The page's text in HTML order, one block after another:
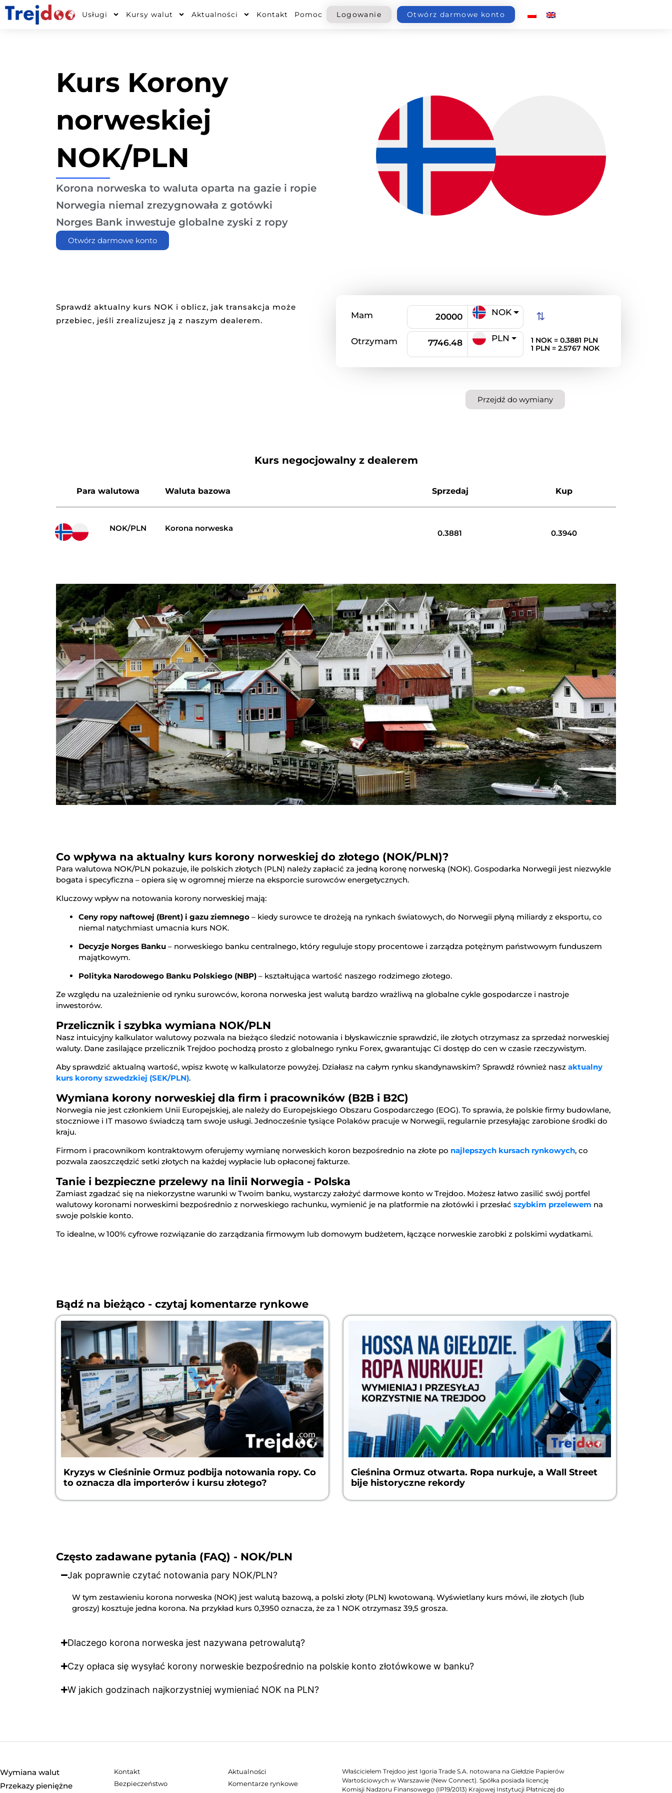
Przejdź
Usługi Kursy walut Aktualności Kontakt Pomoc Logowanie Otwórz darmowe konto
Kurs Korony
norweskiej
NOK/PLN
Korona norweska to waluta oparta na gazie i ropie
Norwegia niemal zrezygnowała z gotówki
Norges Bank inwestuje globalne zyski z ropy
Otwórz darmowe konto
Sprawdź aktualny kurs NOK i oblicz, jak transakcja może
przebiec, jeśli zrealizujesz ją z naszym dealerem.
Mam NOK ⇅
Otrzymam PLN
1 NOK = 0.3881 PLN
1 PLN = 2.5767 NOK
Przejdź do wymiany
Kurs negocjowalny z dealerem
Para walutowa Waluta bazowa Sprzedaj Kup
NOK/PLN Korona norweska
0.3881 0.3940
Co wpływa na aktualny kurs korony norweskiej do złotego (NOK/PLN)?
Para walutowa NOK/PLN pokazuje, ile polskich złotych (PLN) należy zapłacić za jedną koronę norweską (NOK). Gospodarka Norwegii jest niezwykle
bogata i specyficzna – opiera się w ogromnej mierze na eksporcie surowców energetycznych.
Kluczowy wpływ na notowania korony norweskiej mają:
Ceny ropy naftowej (Brent) i gazu ziemnego – kiedy surowce te drożeją na rynkach światowych, do Norwegii płyną miliardy z eksportu, co
niemal natychmiast umacnia kurs NOK.
Decyzje Norges Banku – norweskiego banku centralnego, który reguluje stopy procentowe i zarządza potężnym państwowym funduszem
majątkowym.
Polityka Narodowego Banku Polskiego (NBP) – kształtująca wartość naszego rodzimego złotego.
Ze względu na uzależnienie od rynku surowców, korona norweska jest walutą bardzo wrażliwą na globalne cykle gospodarcze i nastroje
inwestorów.
Przelicznik i szybka wymiana NOK/PLN
Nasz intuicyjny kalkulator walutowy pozwala na bieżąco śledzić notowania i błyskawicznie sprawdzić, ile złotych otrzymasz za sprzedaż norweskiej
waluty. Dane zasilające przelicznik Trejdoo pochodzą prosto z globalnego rynku Forex, gwarantując Ci dostęp do cen w czasie rzeczywistym.
Aby sprawdzić aktualną wartość, wpisz kwotę w kalkulatorze powyżej. Działasz na całym rynku skandynawskim? Sprawdź również nasz aktualny
kurs korony szwedzkiej (SEK/PLN).
Wymiana korony norweskiej dla firm i pracowników (B2B i B2C)
Norwegia nie jest członkiem Unii Europejskiej, ale należy do Europejskiego Obszaru Gospodarczego (EOG). To sprawia, że polskie firmy budowlane,
stoczniowe i IT masowo świadczą tam swoje usługi. Jednocześnie tysiące Polaków pracuje w Norwegii, regularnie przesyłając zarobione środki do
kraju.
Firmom i pracownikom kontraktowym oferujemy wymianę norweskich koron bezpośrednio na złote po najlepszych kursach rynkowych, co
pozwala zaoszczędzić setki złotych na każdej wypłacie lub opłaconej fakturze.
Tanie i bezpieczne przelewy na linii Norwegia - Polska
Zamiast zgadzać się na niekorzystne warunki w Twoim banku, wystarczy założyć darmowe konto w Trejdoo. Możesz łatwo zasilić swój portfel
walutowy koronami norweskimi bezpośrednio z norweskiego rachunku, wymienić je na platformie na złotówki i przesłać szybkim przelewem na
swoje polskie konto.
To idealne, w 100% cyfrowe rozwiązanie do zarządzania firmowym lub domowym budżetem, łączące norweskie zarobki z polskimi wydatkami.
Bądź na bieżąco - czytaj komentarze rynkowe
Kryzys w Cieśninie Ormuz podbija notowania ropy. Co
to oznacza dla importerów i kursu złotego?
Cieśnina Ormuz otwarta. Ropa nurkuje, a Wall Street
bije historyczne rekordy
Często zadawane pytania (FAQ) - NOK/PLN
Jak poprawnie czytać notowania pary NOK/PLN?
W tym zestawieniu korona norweska (NOK) jest walutą bazową, a polski złoty (PLN) kwotowaną. Wyświetlany kurs mówi, ile złotych (lub
groszy) kosztuje jedna korona. Na przykład kurs 0,3950 oznacza, że za 1 NOK otrzymasz 39,5 grosza.
Dlaczego korona norweska jest nazywana petrowalutą?
Czy opłaca się wysyłać korony norweskie bezpośrednio na polskie konto złotówkowe w banku?
W jakich godzinach najkorzystniej wymieniać NOK na PLN?
Wymiana walut
Przekazy pieniężne
Kontakt
Bezpieczeństwo
Aktualności
Komentarze rynkowe
Właścicielem Trejdoo jest Igoria Trade S.A. notowana na Giełdzie Papierów
Wartościowych w Warszawie (New Connect). Spółka posiada licencję
Komisji Nadzoru Finansowego (IP19/2013) Krajowej Instytucji Płatniczej do